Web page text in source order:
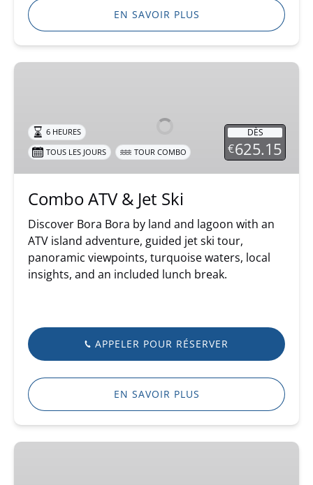
EN SAVOIR PLUS
Combo
Ski
DÈS
€625.15
6 HEURES
TOUS LES JOURS
TOUR COMBO
Combo ATV & Jet Ski
Discover Bora Bora by land and lagoon with an
ATV island adventure, guided jet ski tour,
panoramic viewpoints, turquoise waters, local
insights, and an included lunch break.
APPELER POUR RÉSERVER
EN SAVOIR PLUS
Private